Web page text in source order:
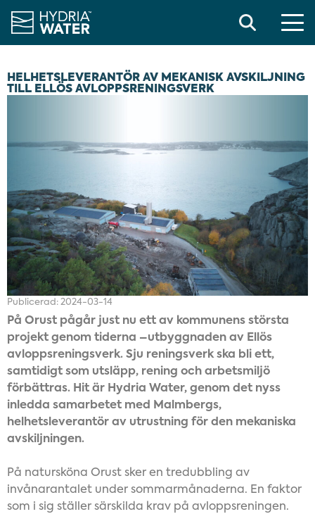
Search
HELHETSLEVERANTÖR AV MEKANISK AVSKILJNING
TILL ELLÖS AVLOPPSRENINGSVERK
Publicerad: 2024-03-14
På Orust pågår just nu ett av kommunens största
projekt genom tiderna –utbyggnaden av Ellös
avloppsreningsverk. Sju reningsverk ska bli ett,
samtidigt som utsläpp, rening och arbetsmiljö
förbättras. Hit är Hydria Water, genom det nyss
inledda samarbetet med Malmbergs,
helhetsleverantör av utrustning för den mekaniska
avskiljningen.
På natursköna Orust sker en tredubbling av
invånarantalet under sommarmånaderna. En faktor
som i sig ställer särskilda krav på avloppsreningen.